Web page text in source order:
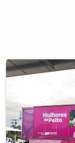
SESI,
retomar os
Jovens e
oferecida em
passou por
com o SESI,
o Ensino
Médio,
para que